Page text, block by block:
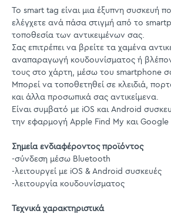
Το smart tag είναι μια έξυπνη συσκευή
ελέγχετε ανά πάσα στιγμή από το
τοποθεσία των αντικειμένων σας.
Σας επιτρέπει να βρείτε τα χαμένα
αναπαραγωγή κουδουνίσματος ή
τους στο χάρτη, μέσω του smartphone
Μπορεί να τοποθετηθεί σε κλειδιά,
και άλλα προσωπικά σας αντικείμενα.
Είναι συμβατό με iOS και Android
την εφαρμογή Apple Find My και
Σημεία ενδιαφέροντος προϊόντος
-σύνδεση μέσω Bluetooth
-λειτουργεί με iOS & Android συσκευές
-λειτουργία κουδουνίσματος
Τεχνικά χαρακτηριστικά